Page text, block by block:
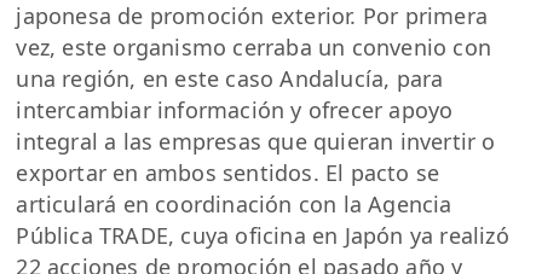
japonesa de promoción exterior. Por primera
vez, este organismo cerraba un convenio con
una región, en este caso Andalucía, para
intercambiar información y ofrecer apoyo
integral a las empresas que quieran invertir o
exportar en ambos sentidos. El pacto se
articulará en coordinación con la Agencia
Pública TRADE, cuya oficina en Japón ya realizó
22 acciones de promoción el pasado año y